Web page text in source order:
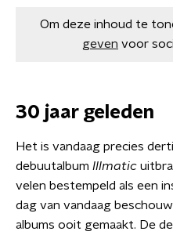
Om deze inhoud te
geven voor
30 jaar geleden
Het is vandaag precies
debuutalbum Illmatic
velen bestempeld als een
dag van vandaag
albums ooit gemaakt. De